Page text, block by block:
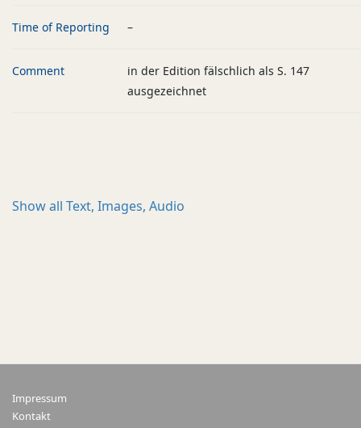
Time of Reporting –
Comment
in der Edition fälschlich als S. 147
ausgezeichnet
Show all Text, Images, Audio
Impressum
Kontakt